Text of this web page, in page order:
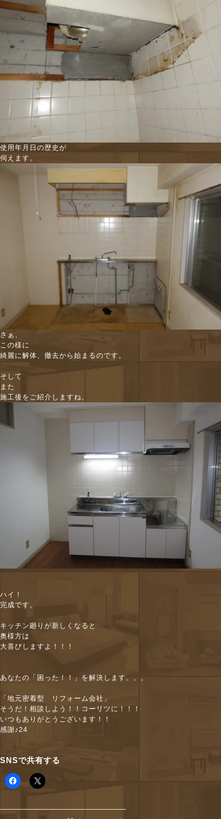
使用年月日の歴史が
伺えます。
さぁ、
この様に
綺麗に解体、撤去から始まるのです。
そして
また
施工後をご紹介しますね。
ハイ！
完成です。
キッチン廻りが新しくなると
奥様方は
大喜びしますよ！！！
あなたの「困った！！」を解決します。。。
「地元密着型 リフォーム会社」
そうだ！相談しよう！！コーリツに！！！
いつもありがとうございます！！
感謝♪24
SNSで共有する